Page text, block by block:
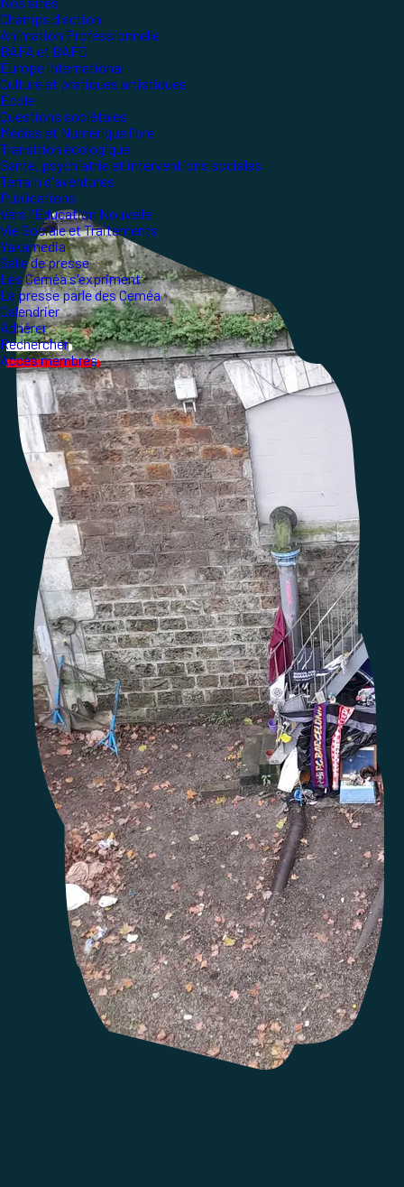
Champs d'action
Animation Professionnelle
BAFA et BAFD
Europe international
Culture et pratiques artistiques
École
Questions sociétales
Médias et Numérique libre
Transition écologique
Santé, psychiatrie et interventions sociales
Terrain d'aventures
Publications
Vers l'Éducation Nouvelle
Vie Sociale et Traitements
Yakamedia
Salle de presse
Les Ceméa s'expriment
La presse parle des Ceméa
Calendrier
Adhérer
Rechercher
Accès membres